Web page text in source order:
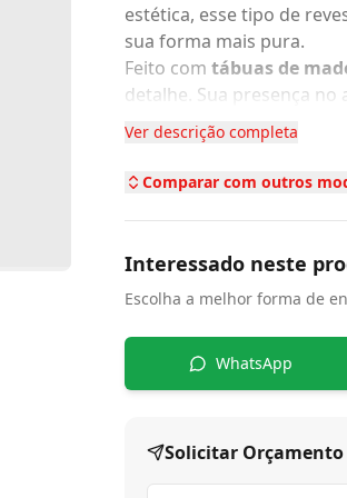
estética, esse tipo de
sua forma mais pura.
Feito com tábuas de
detalhe. Sua presença
combinar perfeitamente
criando uma harmonia
Características da
mel ou âmbar com o
Réguas longas criam
Alta densidade e
relação a espécies como
Instalação
Após a fixação, é feito
Frestas são calafetadas,
desejado
Vantagens
Ver descrição completa
Comparar com outros
Interessado neste
Escolha a melhor forma de
WhatsApp
Solicitar Orçamento